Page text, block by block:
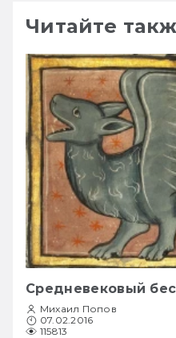
Читайте
Средневековый
Михаил Попов
07.02.2016
115813